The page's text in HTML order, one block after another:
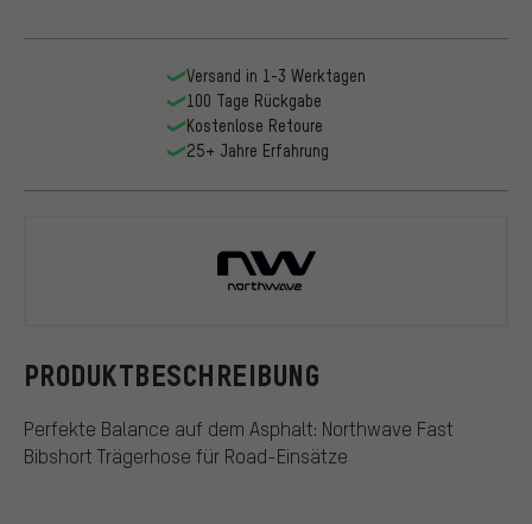
PRODUKTBESCHREIBUNG
Perfekte Balance auf dem Asphalt: Northwave Fast
Bibshort Trägerhose für Road-Einsätze
Versand in 1-3 Werktagen
100 Tage Rückgabe
Kostenlose Retoure
25+ Jahre Erfahrung